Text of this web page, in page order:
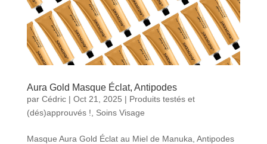
Aura Gold Masque Éclat, Antipodes
par Cédric| Oct 21, 2025 | Produits testés et
(dés)approuvés !
Soins Visage
Masque Aura Gold Éclat au Miel de Manuka, Antipodes